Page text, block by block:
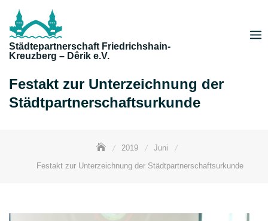
content
Städtepartnerschaft Friedrichshain-
Kreuzberg – Dêrik e.V.
Festakt zur Unterzeichnung der
Städtpartnerschaftsurkunde
2019
Juni
Festakt zur Unterzeichnung der Städtpartnerschaftsurkunde